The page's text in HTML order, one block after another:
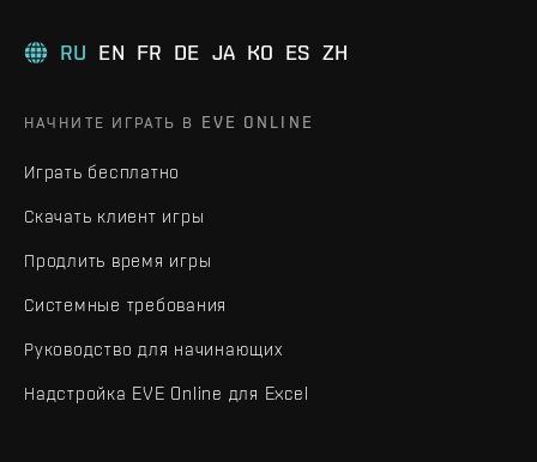
RU EN FR DE JA KO ES ZH
НАЧНИТЕ ИГРАТЬ В EVE ONLINE
Играть бесплатно
Скачать клиент игры
Продлить время игры
Системные требования
Руководство для начинающих
Надстройка EVE Online для Excel